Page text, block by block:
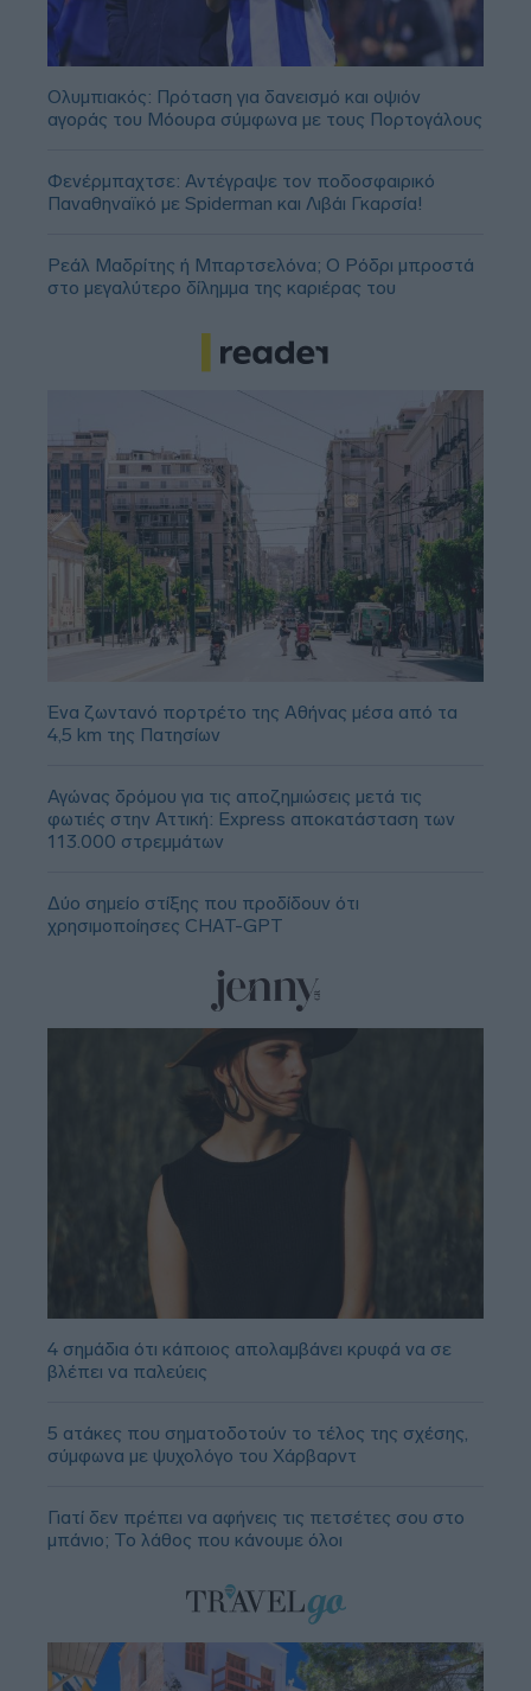
Ολυμπιακός: Πρόταση για δανεισμό και οψιόν
αγοράς του Μόουρα σύμφωνα με τους Πορτογάλους
Φενέρμπαχτσε: Αντέγραψε τον ποδοσφαιρικό
Παναθηναϊκό με Spiderman και Λιβάι Γκαρσία!
Ρεάλ Μαδρίτης ή Μπαρτσελόνα; Ο Ρόδρι μπροστά
στο μεγαλύτερο δίλημμα της καριέρας του
Ένα ζωντανό πορτρέτο της Αθήνας μέσα από τα
4,5 km της Πατησίων
Αγώνας δρόμου για τις αποζημιώσεις μετά τις
φωτιές στην Αττική: Express αποκατάσταση των
113.000 στρεμμάτων
Δύο σημείο στίξης που προδίδουν ότι
χρησιμοποίησες CHAT-GPT
4 σημάδια ότι κάποιος απολαμβάνει κρυφά να σε
βλέπει να παλεύεις
5 ατάκες που σηματοδοτούν το τέλος της σχέσης,
σύμφωνα με ψυχολόγο του Χάρβαρντ
Γιατί δεν πρέπει να αφήνεις τις πετσέτες σου στο
μπάνιο; Το λάθος που κάνουμε όλοι